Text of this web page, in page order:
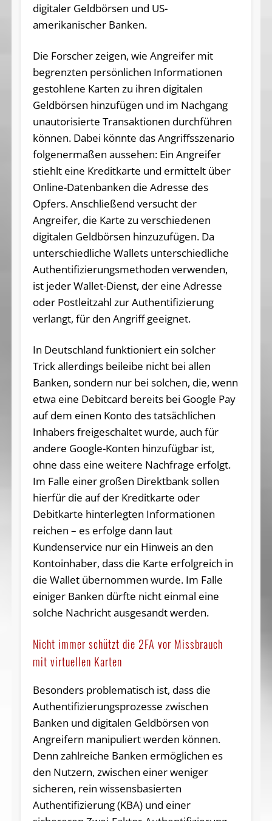
digitaler Geldbörsen und US-
amerikanischer Banken.
Die Forscher zeigen, wie Angreifer mit
begrenzten persönlichen Informationen
gestohlene Karten zu ihren digitalen
Geldbörsen hinzufügen und im Nachgang
unautorisierte Transaktionen durchführen
können. Dabei könnte das Angriffsszenario
folgenermaßen aussehen: Ein Angreifer
stiehlt eine Kreditkarte und ermittelt über
Online-Datenbanken die Adresse des
Opfers. Anschließend versucht der
Angreifer, die Karte zu verschiedenen
digitalen Geldbörsen hinzuzufügen. Da
unterschiedliche Wallets unterschiedliche
Authentifizierungsmethoden verwenden,
ist jeder Wallet-Dienst, der eine Adresse
oder Postleitzahl zur Authentifizierung
verlangt, für den Angriff geeignet.
In Deutschland funktioniert ein solcher
Trick allerdings beileibe nicht bei allen
Banken, sondern nur bei solchen, die, wenn
etwa eine Debitcard bereits bei Google Pay
auf dem einen Konto des tatsächlichen
Inhabers freigeschaltet wurde, auch für
andere Google-Konten hinzufügbar ist,
ohne dass eine weitere Nachfrage erfolgt.
Im Falle einer großen Direktbank sollen
hierfür die auf der Kreditkarte oder
Debitkarte hinterlegten Informationen
reichen – es erfolge dann laut
Kundenservice nur ein Hinweis an den
Kontoinhaber, dass die Karte erfolgreich in
die Wallet übernommen wurde. Im Falle
einiger Banken dürfte nicht einmal eine
solche Nachricht ausgesandt werden.
Nicht immer schützt die 2FA vor Missbrauch
mit virtuellen Karten
Besonders problematisch ist, dass die
Authentifizierungsprozesse zwischen
Banken und digitalen Geldbörsen von
Angreifern manipuliert werden können.
Denn zahlreiche Banken ermöglichen es
den Nutzern, zwischen einer weniger
sicheren, rein wissensbasierten
Authentifizierung (KBA) und einer